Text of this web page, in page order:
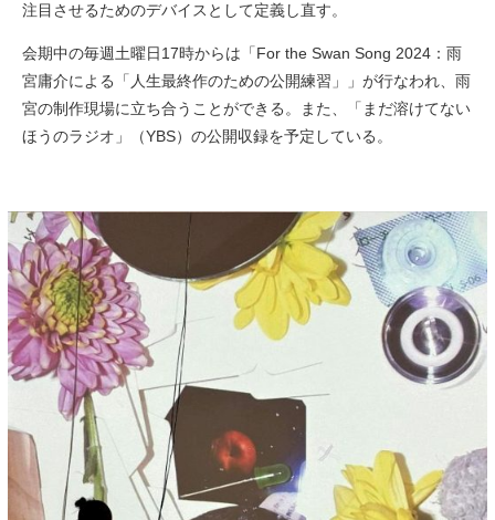
注目させるためのデバイスとして定義し直す。
会期中の毎週土曜日17時からは「For the Swan Song 2024：雨
宮庸介による「人生最終作のための公開練習」」が行なわれ、雨
宮の制作現場に立ち合うことができる。また、「まだ溶けてない
ほうのラジオ」（YBS）の公開収録を予定している。